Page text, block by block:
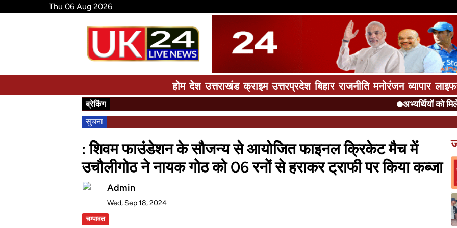
Thu 06 Aug 2026
होम देश उत्तराखंड क्राइम उत्तरप्रदेश बिहार राजनीति मनोरंजन व्यापार
ब्रेकिंग अभ्यर्थियों को मिलेगी
सुचना
: शिवम फाउंडेशन के सौजन्य से आयोजित फाइनल क्रिकेट मैच में
उचौलीगोठ ने नायक गोठ को 06 रनों से हराकर ट्राफी पर किया कब्जा
Admin
Wed, Sep 18, 2024
चम्पावत